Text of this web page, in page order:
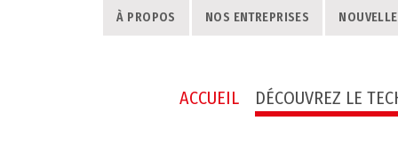
À PROPOS NOS ENTREPRISES
ACCUEIL DÉCOUVREZ LE